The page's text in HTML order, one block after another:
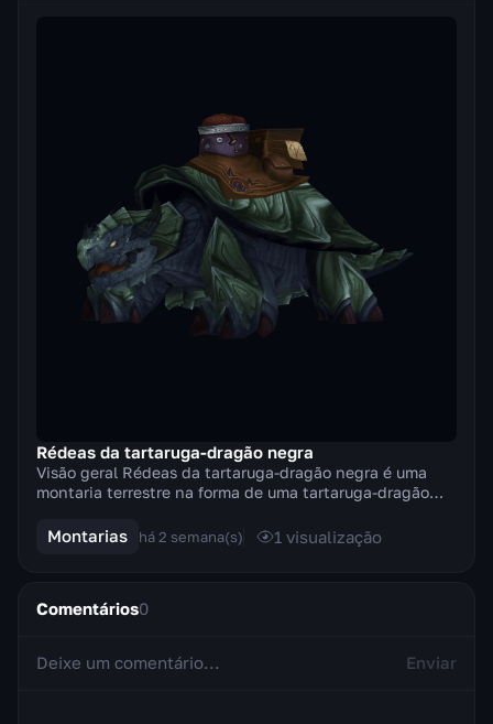
Rédeas da tartaruga-dragão negra
Visão geral Rédeas da tartaruga-dragão negra é uma
montaria terrestre na forma de uma tartaruga-dragão
Montarias há 2 semana(s) 1 visualização
Comentários0
Enviar